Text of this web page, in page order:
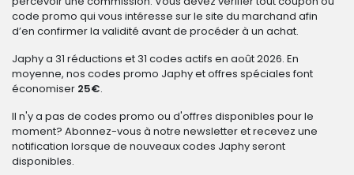
code promo qui vous intéresse sur le site du marchand afin
d’en confirmer la validité avant de procéder à un achat.
Japhy a 31 réductions et 31 codes actifs en août 2026. En
moyenne, nos codes promo Japhy et offres spéciales font
économiser 25€.
Il n'y a pas de codes promo ou d'offres disponibles pour le
moment? Abonnez-vous à notre newsletter et recevez une
notification lorsque de nouveaux codes Japhy seront
disponibles.